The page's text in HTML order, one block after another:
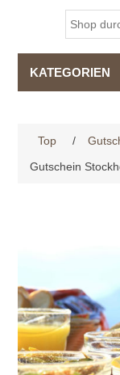
KATEGORIEN
Top /
Gutschein